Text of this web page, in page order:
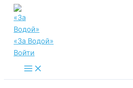
Перейти
содержимому
«За Водой»
Войти
Main
Menu